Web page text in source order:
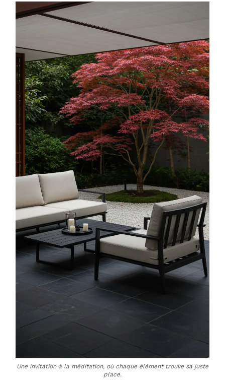
Une invitation à la méditation, où chaque élément trouve sa juste
place.